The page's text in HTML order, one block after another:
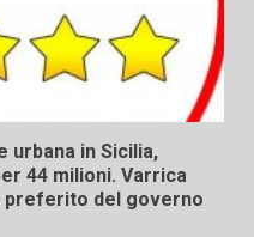
urbana in Sicilia,
44 milioni. Varrica
preferito del governo